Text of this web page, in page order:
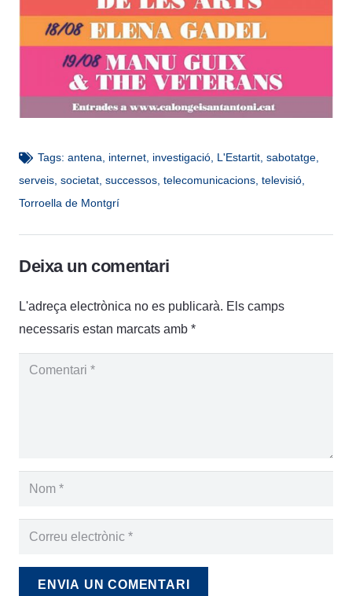
Tags: antena internet, investigació, L'Estartit, sabotatge,
serveis societat successos telecomunicacions televisió
Torroella de Montgrí
Deixa un comentari
L'adreça electrònica no es publicarà. Els camps
necessaris estan marcats amb *
ENVIA UN COMENTARI